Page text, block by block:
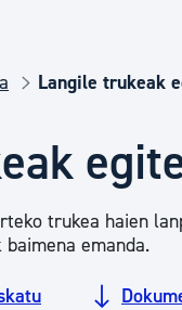
Langile trukeak
trukea haien
emanda.